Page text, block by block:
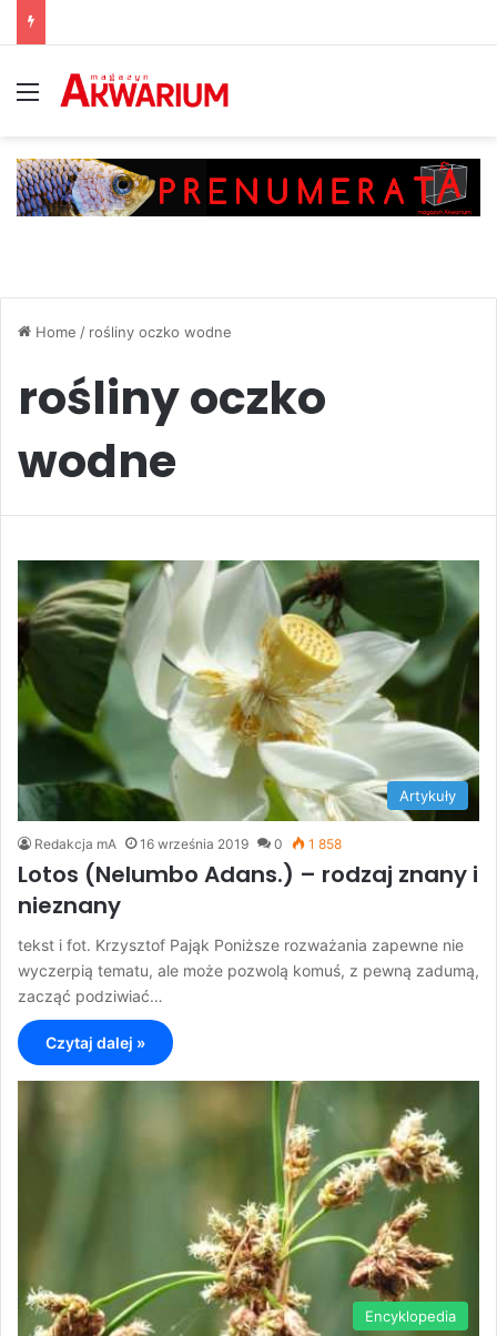
Menu
Home / rośliny oczko wodne
rośliny oczko
wodne
Artykuły
Redakcja mA 16 września 2019 0 1 858
Lotos (Nelumbo Adans.) – rodzaj znany i
nieznany
tekst i fot. Krzysztof Pająk Poniższe rozważania zapewne nie
wyczerpią tematu, ale może pozwolą komuś, z pewną zadumą,
zacząć podziwiać…
Czytaj dalej »
Encyklopedia